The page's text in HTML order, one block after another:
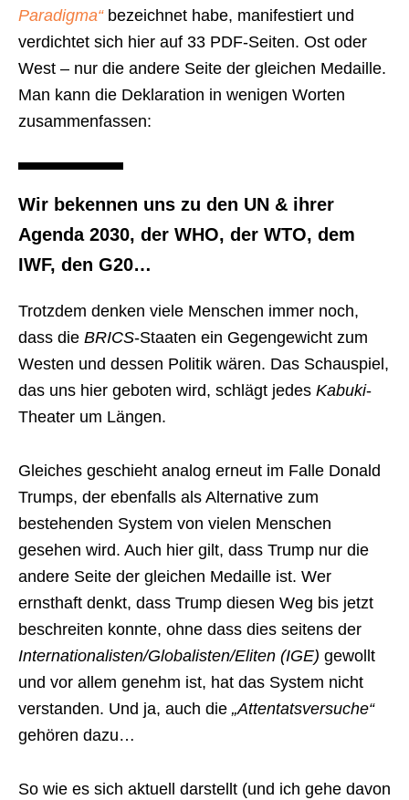
Paradigma“bezeichnet habe, manifestiert und
verdichtet sich hier auf 33 PDF-Seiten. Ost oder
West – nur die andere Seite der gleichen Medaille.
Man kann die Deklaration in wenigen Worten
zusammenfassen:
Wir bekennen uns zu den UN & ihrer
Agenda 2030, der WHO, der WTO, dem
IWF, den G20…
Trotzdem denken viele Menschen immer noch,
dass die BRICS-Staaten ein Gegengewicht zum
Westen und dessen Politik wären. Das Schauspiel,
das uns hier geboten wird, schlägt jedes Kabuki-
Theater um Längen.
Gleiches geschieht analog erneut im Falle Donald
Trumps, der ebenfalls als Alternative zum
bestehenden System von vielen Menschen
gesehen wird. Auch hier gilt, dass Trump nur die
andere Seite der gleichen Medaille ist. Wer
ernsthaft denkt, dass Trump diesen Weg bis jetzt
beschreiten konnte, ohne dass dies seitens der
Internationalisten/Globalisten/Eliten (IGE) gewollt
und vor allem genehm ist, hat das System nicht
verstanden. Und ja, auch die „Attentatsversuche“
gehören dazu…
So wie es sich aktuell darstellt (und ich gehe davon